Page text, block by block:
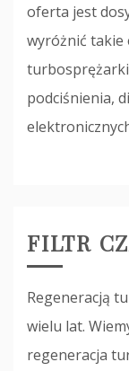
oferta jest
wyróżnić takie
podciśnienia,
FILTR
Regeneracją
wielu lat.
regeneracja